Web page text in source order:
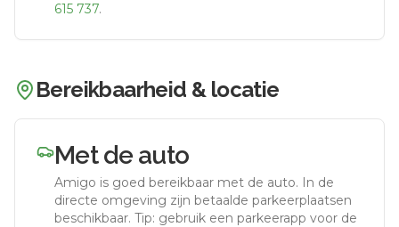
615 737.
Bereikbaarheid & locatie
Met de auto
Amigo is goed bereikbaar met de auto. In de
directe omgeving zijn betaalde parkeerplaatsen
beschikbaar. Tip: gebruik een parkeerapp voor de